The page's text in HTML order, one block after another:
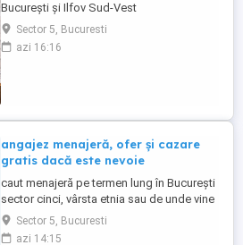
București și Ilfov Sud-Vest
Sector 5, Bucuresti
azi 16:16
angajez menajeră, ofer și cazare
gratis dacă este nevoie
caut menajeră pe termen lung în București
sector cinci, vârsta etnia sau de unde vine
nu contează tot ce contează este să fie
serioasă, program trei maxim patru ore pe
Sector 5, Bucuresti
azi 14:15